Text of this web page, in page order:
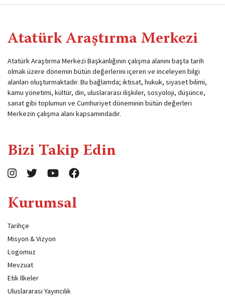
Atatürk Araştırma Merkezi
Atatürk Araştırma Merkezi Başkanlığının çalışma alanını başta tarih
olmak üzere dönemin bütün değerlerini içeren ve inceleyen bilgi
alanları oluşturmaktadır. Bu bağlamda; iktisat, hukuk, siyaset bilimi,
kamu yönetimi, kültür, din, uluslararası ilişkiler, sosyoloji, düşünce,
sanat gibi toplumun ve Cumhuriyet döneminin bütün değerleri
Merkezin çalışma alanı kapsamındadır.
Bizi Takip Edin
Kurumsal
Tarihçe
Misyon & Vizyon
Logomuz
Mevzuat
Etik İlkeler
Uluslararası Yayıncılık